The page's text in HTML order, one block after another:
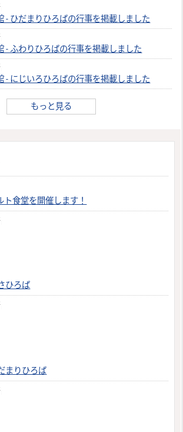
- ひだまりひろばの行事を掲載しました
- ふわりひろばの行事を掲載しました
- にじいろひろばの行事を掲載しました
もっと見る
食堂を開催します！
ひろば
まりひろば